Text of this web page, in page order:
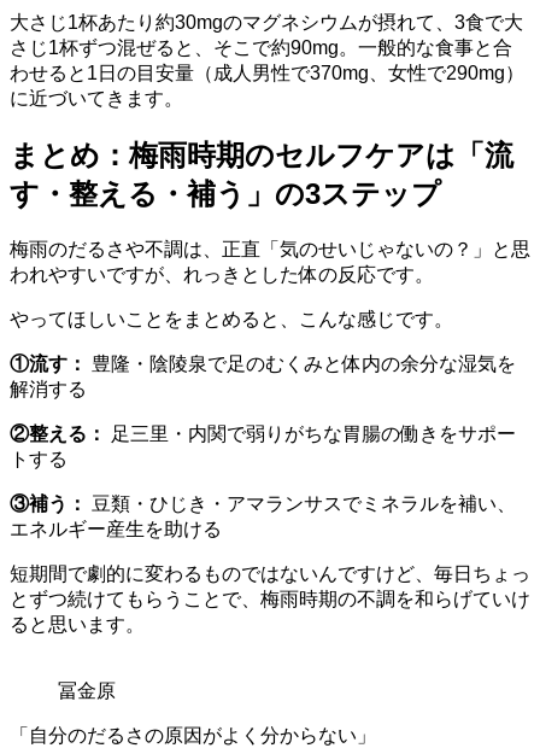
大さじ1杯あたり約30mgのマグネシウムが摂れて、3食で大
さじ1杯ずつ混ぜると、そこで約90mg。一般的な食事と合
わせると1日の目安量（成人男性で370mg、女性で290mg）
に近づいてきます。
まとめ：梅雨時期のセルフケアは「流
す・整える・補う」の3ステップ
梅雨のだるさや不調は、正直「気のせいじゃないの？」と思
われやすいですが、れっきとした体の反応です。
やってほしいことをまとめると、こんな感じです。
①流す：
豊隆・陰陵泉で足のむくみと体内の余分な湿気を
解消する
②整える：
足三里・内関で弱りがちな胃腸の働きをサポー
トする
③補う：
豆類・ひじき・アマランサスでミネラルを補い、
エネルギー産生を助ける
短期間で劇的に変わるものではないんですけど、毎日ちょっ
とずつ続けてもらうことで、梅雨時期の不調を和らげていけ
ると思います。
冨金原
「自分のだるさの原因がよく分からない」